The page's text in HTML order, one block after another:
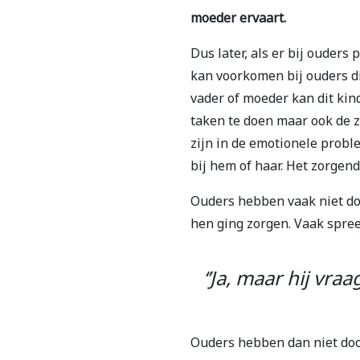
moeder ervaart.
Dus later, als er bij ouders
kan voorkomen bij ouders
vader of moeder kan dit
taken te doen maar ook de
zijn in de emotionele
bij hem of haar. Het
Ouders hebben vaak niet
hen ging zorgen. Vaak
‘’Ja, maar hij
Ouders hebben dan niet